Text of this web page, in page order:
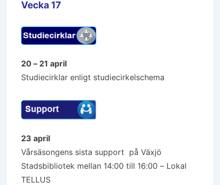
Vecka 17
20 – 21 april
Studiecirklar enligt studiecirkelschema
23 april
Vårsäsongens sista support på Växjö
Stadsbibliotek mellan 14:00 till 16:00 – Lokal
TELLUS